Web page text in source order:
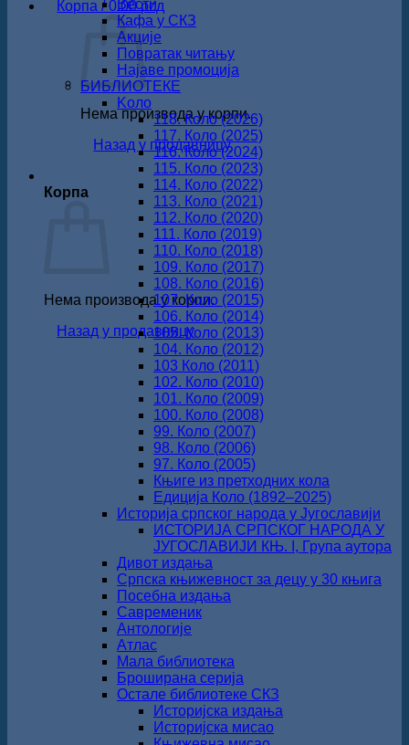
Корпа /0.00рсд
Нема производа у корпи.
Назад у продавницу
Корпа
Нема производа у корпи.
Назад у продавницу
Вести
Кафа у СКЗ
Акције
Повратак читању
Најаве промоција
БИБЛИОТЕКЕ
Koло
118. Коло (2026)
117. Коло (2025)
116. Коло (2024)
115. Коло (2023)
114. Коло (2022)
113. Коло (2021)
112. Коло (2020)
111. Коло (2019)
110. Коло (2018)
109. Коло (2017)
108. Коло (2016)
107. Коло (2015)
106. Коло (2014)
105. Коло (2013)
104. Коло (2012)
103 Коло (2011)
102. Коло (2010)
101. Коло (2009)
100. Коло (2008)
99. Коло (2007)
98. Коло (2006)
97. Коло (2005)
Књиге из претходних кола
Едиција Коло (1892‒2025)
Историја српског народа у Југославији
ИСТОРИЈА СРПСКОГ НАРОДА У
ЈУГОСЛАВИЈИ КЊ. I, Група аутора
Дивот издања
Српска књижевност за децу у 30 књига
Посебна издања
Савременик
Антологије
Атлас
Мала библиотека
Броширана серија
Остале библиотеке СКЗ
Историјска издања
Историјска мисао